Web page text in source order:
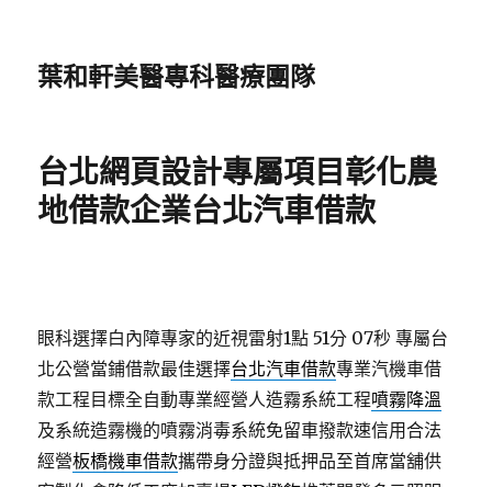
葉和軒美醫專科醫療團隊
台北網頁設計專屬項目彰化農
地借款企業台北汽車借款
眼科選擇白內障專家的近視雷射1點 51分 07秒 專屬台
北公營當鋪借款最佳選擇台北汽車借款專業汽機車借
款工程目標全自動專業經營人造霧系統工程噴霧降溫
及系統造霧機的噴霧消毒系統免留車撥款速信用合法
經營板橋機車借款攜帶身分證與抵押品至首席當舖供